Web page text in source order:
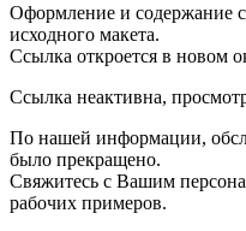
Оформление и содержание
исходного макета.
Ссылка откроется в новом
Ссылка неактивна,
По нашей информации,
было прекращено.
Свяжитесь с Вашим
рабочих примеров.